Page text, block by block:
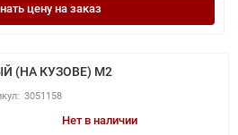
цену на заказ
(НА КУЗОВЕ) M2
3051158
Нет в наличии